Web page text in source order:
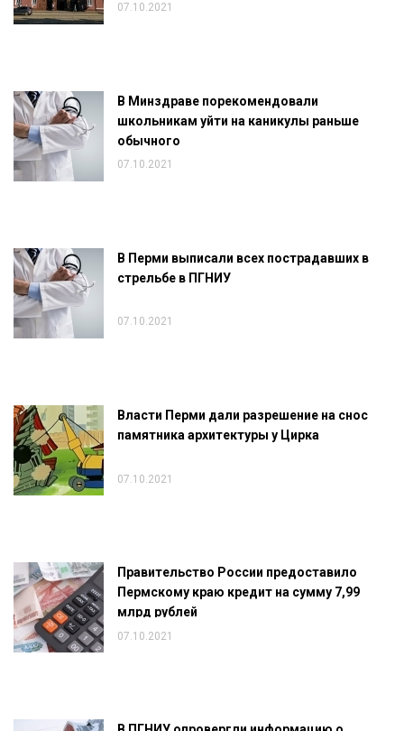
07.10.2021
В Минздраве порекомендовали
школьникам уйти на каникулы раньше
обычного
07.10.2021
В Перми выписали всех пострадавших в
стрельбе в ПГНИУ
07.10.2021
Власти Перми дали разрешение на снос
памятника архитектуры у Цирка
07.10.2021
Правительство России предоставило
Пермскому краю кредит на сумму 7,99
млрд рублей
07.10.2021